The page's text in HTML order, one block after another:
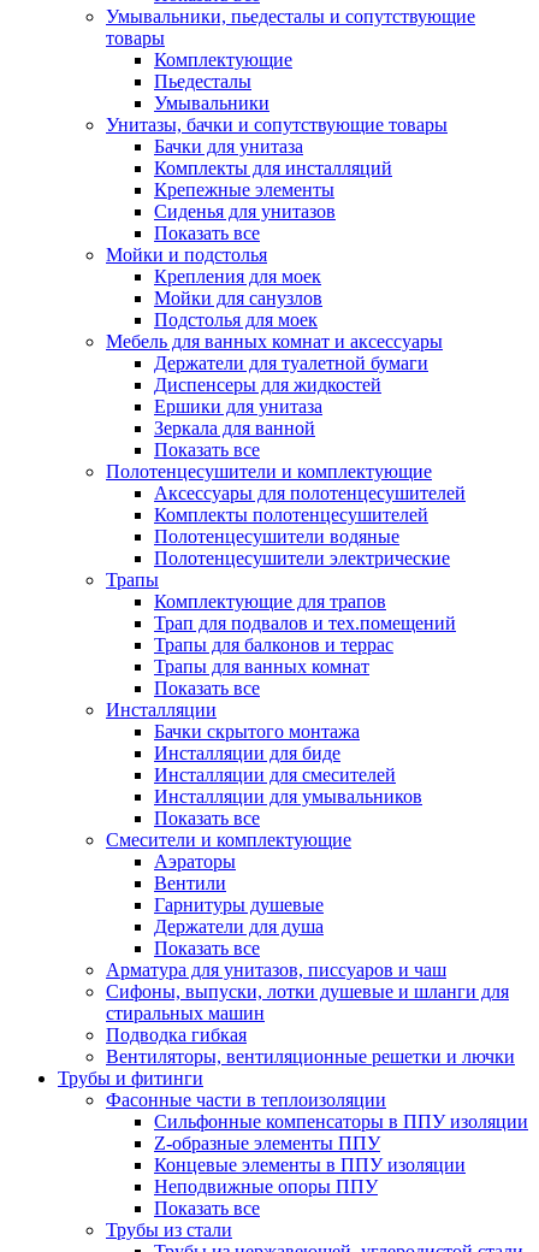
Умывальники, пьедесталы и сопутствующие
товары
Комплектующие
Пьедесталы
Умывальники
Унитазы, бачки и сопутствующие товары
Бачки для унитаза
Комплекты для инсталляций
Крепежные элементы
Сиденья для унитазов
Показать все
Мойки и подстолья
Крепления для моек
Мойки для санузлов
Подстолья для моек
Мебель для ванных комнат и аксессуары
Держатели для туалетной бумаги
Диспенсеры для жидкостей
Ершики для унитаза
Зеркала для ванной
Показать все
Полотенцесушители и комплектующие
Аксессуары для полотенцесушителей
Комплекты полотенцесушителей
Полотенцесушители водяные
Полотенцесушители электрические
Трапы
Комплектующие для трапов
Трап для подвалов и тех.помещений
Трапы для балконов и террас
Трапы для ванных комнат
Показать все
Инсталляции
Бачки скрытого монтажа
Инсталляции для биде
Инсталляции для смесителей
Инсталляции для умывальников
Показать все
Смесители и комплектующие
Аэраторы
Вентили
Гарнитуры душевые
Держатели для душа
Показать все
Арматура для унитазов, писсуаров и чаш
Сифоны, выпуски, лотки душевые и шланги для
стиральных машин
Подводка гибкая
Вентиляторы, вентиляционные решетки и лючки
Трубы и фитинги
Фасонные части в теплоизоляции
Cильфонные компенсаторы в ППУ изоляции
Z-образные элементы ППУ
Концевые элементы в ППУ изоляции
Неподвижные опоры ППУ
Показать все
Трубы из стали